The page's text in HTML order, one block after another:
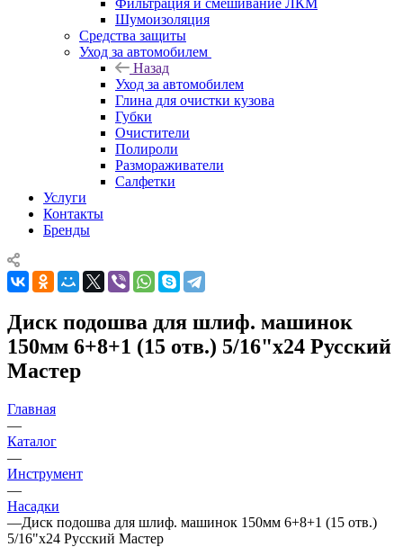
Фильтрация и смешивание ЛКМ
Шумоизоляция
Средства защиты
Уход за автомобилем
Назад
Уход за автомобилем
Глина для очистки кузова
Губки
Очистители
Полироли
Размораживатели
Салфетки
Услуги
Контакты
Бренды
Диск подошва для шлиф. машинок
150мм 6+8+1 (15 отв.) 5/16"x24 Русский
Мастер
Главная
—
Каталог
—
Инструмент
—
Насадки
—Диск подошва для шлиф. машинок 150мм 6+8+1 (15 отв.)
5/16"x24 Русский Мастер